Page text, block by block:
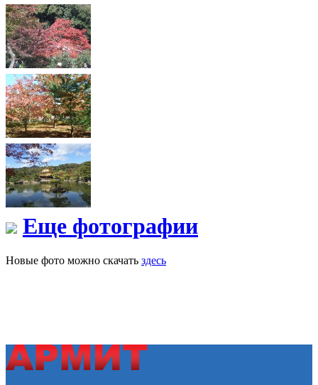
Еще фотографии
Новые фото можно скачать здесь